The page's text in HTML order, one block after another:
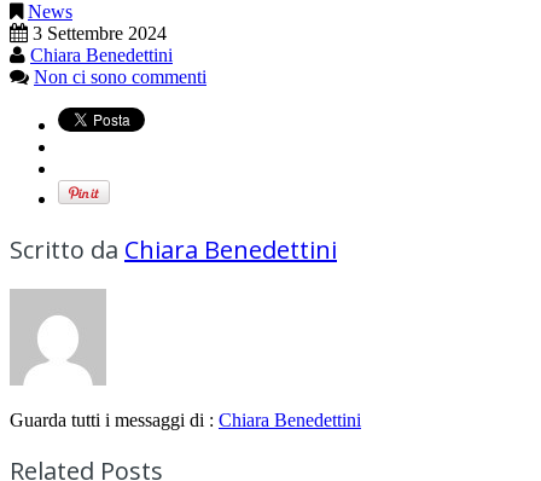
News
3 Settembre 2024
Chiara Benedettini
Non ci sono commenti
Scritto da Chiara Benedettini
Guarda tutti i messaggi di : Chiara Benedettini
Related Posts